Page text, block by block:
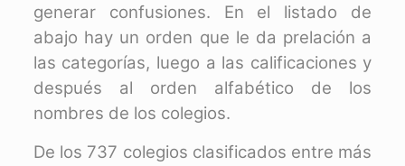
generar confusiones. En el listado de
abajo hay un orden que le da prelación a
las categorías, luego a las calificaciones y
después al orden alfabético de los
nombres de los colegios.
De los 737 colegios clasificados entre más